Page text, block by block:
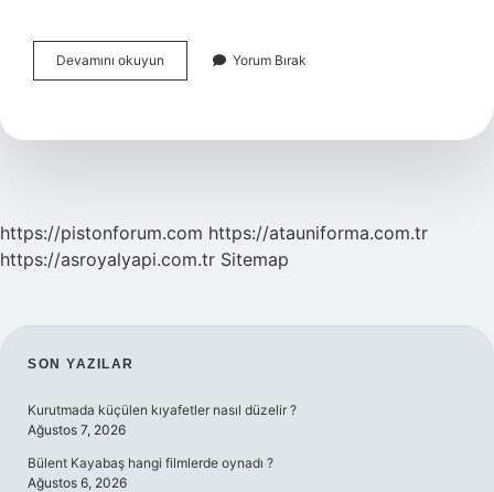
Devamını okuyun
Berraklık
Yorum Bırak
https://pistonforum.com https://atauniforma.com.tr
https://asroyalyapi.com.tr Sitemap
SIDEBAR
SON YAZILAR
Kurutmada küçülen kıyafetler nasıl düzelir ?
Ağustos 7, 2026
Bülent Kayabaş hangi filmlerde oynadı ?
Ağustos 6, 2026